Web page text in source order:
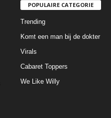
POPULAIRE CATEGORIE
Trending
Komt een man bij de dokter
Virals
Cabaret Toppers
We Like Willy